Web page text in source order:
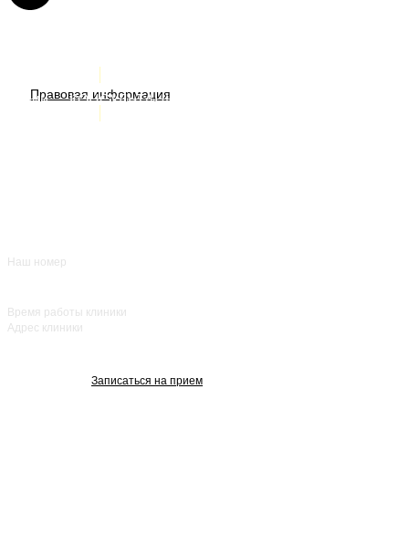
Правовая информация
Акции
Наш номер
Время работы клиники
Адрес клиники
Записаться на прием
ИМЕЮТСЯ ПРОТИВОПОКАЗАНИЯ. НЕОБХОДИМА
КОНСУЛЬТАЦИЯ СПЕЦИАЛИСТА